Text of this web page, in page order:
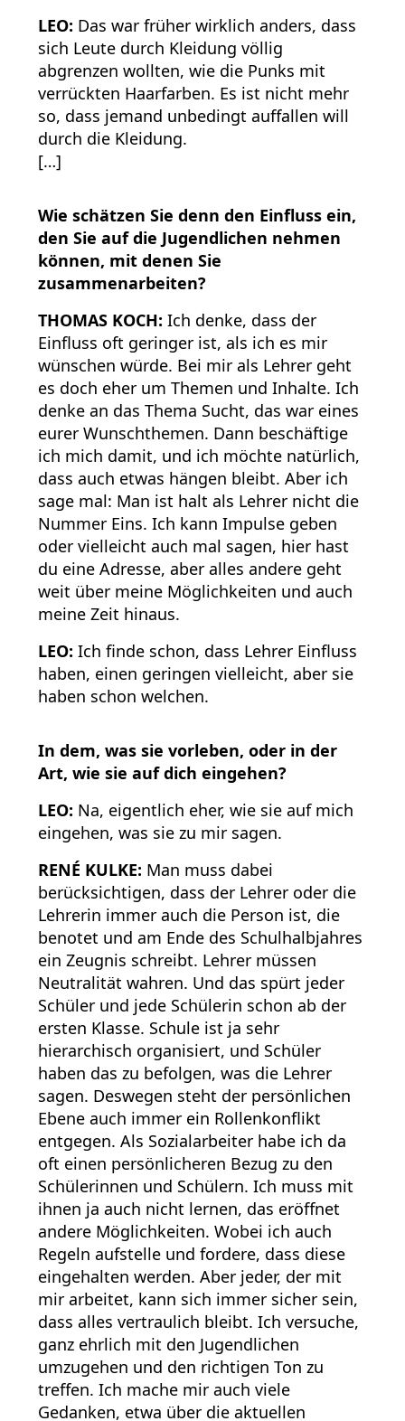
LEO: Das war früher wirklich anders, dass
sich Leute durch Kleidung völlig
abgrenzen wollten, wie die Punks mit
verrückten Haarfarben. Es ist nicht mehr
so, dass jemand unbedingt auffallen will
durch die Kleidung.
[…]
Wie schätzen Sie denn den Einfluss ein,
den Sie auf die Jugendlichen nehmen
können, mit denen Sie
zusammenarbeiten?
THOMAS KOCH: Ich denke, dass der
Einfluss oft geringer ist, als ich es mir
wünschen würde. Bei mir als Lehrer geht
es doch eher um Themen und Inhalte. Ich
denke an das Thema Sucht, das war eines
eurer Wunschthemen. Dann beschäftige
ich mich damit, und ich möchte natürlich,
dass auch etwas hängen bleibt. Aber ich
sage mal: Man ist halt als Lehrer nicht die
Nummer Eins. Ich kann Impulse geben
oder vielleicht auch mal sagen, hier hast
du eine Adresse, aber alles andere geht
weit über meine Möglichkeiten und auch
meine Zeit hinaus.
LEO: Ich finde schon, dass Lehrer Einfluss
haben, einen geringen vielleicht, aber sie
haben schon welchen.
In dem, was sie vorleben, oder in der
Art, wie sie auf dich eingehen?
LEO: Na, eigentlich eher, wie sie auf mich
eingehen, was sie zu mir sagen.
RENÉ KULKE: Man muss dabei
berücksichtigen, dass der Lehrer oder die
Lehrerin immer auch die Person ist, die
benotet und am Ende des Schulhalbjahres
ein Zeugnis schreibt. Lehrer müssen
Neutralität wahren. Und das spürt jeder
Schüler und jede Schülerin schon ab der
ersten Klasse. Schule ist ja sehr
hierarchisch organisiert, und Schüler
haben das zu befolgen, was die Lehrer
sagen. Deswegen steht der persönlichen
Ebene auch immer ein Rollenkonflikt
entgegen. Als Sozialarbeiter habe ich da
oft einen persönlicheren Bezug zu den
Schülerinnen und Schülern. Ich muss mit
ihnen ja auch nicht lernen, das eröffnet
andere Möglichkeiten. Wobei ich auch
Regeln aufstelle und fordere, dass diese
eingehalten werden. Aber jeder, der mit
mir arbeitet, kann sich immer sicher sein,
dass alles vertraulich bleibt. Ich versuche,
ganz ehrlich mit den Jugendlichen
umzugehen und den richtigen Ton zu
treffen. Ich mache mir auch viele
Gedanken, etwa über die aktuellen